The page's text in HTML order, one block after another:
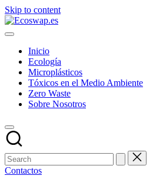
Skip to content
Inicio
Ecología
Microplásticos
Tóxicos en el Medio Ambiente
Zero Waste
Sobre Nosotros
Contactos